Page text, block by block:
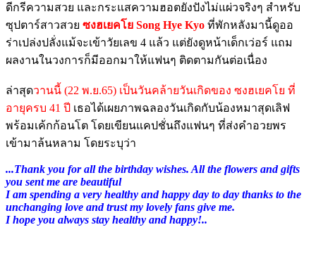
ดีกรีความสวย และกระแสความฮอตยังปังไม่แผ่วจริงๆ สำหรับ
ซุปตาร์สาวสวย ซงฮเยคโย Song Hye Kyo ที่พักหลังมานี้ดูออ
ร่าเปล่งปลั่งแม้จะเข้าวัยเลข 4 แล้ว แต่ยังดูหน้าเด็กเว่อร์ แถม
ผลงานในวงการก็มีออกมาให้แฟนๆ ติดตามกันต่อเนื่อง
ล่าสุดวานนี้ (22 พ.ย.65) เป็นวันคล้ายวันเกิดของ ซงฮเยคโย ที่
อายุครบ 41 ปี เธอได้เผยภาพฉลองวันเกิดกับน้องหมาสุดเลิฟ
พร้อมเค้กก้อนโต โดยเขียนแคปชั่นถึงแฟนๆ ที่ส่งคำอวยพร
เข้ามาล้นหลาม โดยระบุว่า
...Thank you for all the birthday wishes. All the flowers and gifts
you sent me are beautiful
I am spending a very healthy and happy day to day thanks to the
unchanging love and trust my lovely fans give me.
I hope you always stay healthy and happy!..